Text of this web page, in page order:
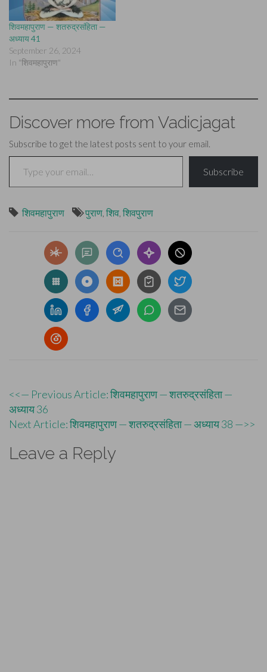
शिवमहापुराण — शतरुद्रसंहिता —
अध्याय 41
September 26, 2024
In "शिवमहापुराण"
Discover more from Vadicjagat
Subscribe to get the latest posts sent to your email.
Type your email…
Subscribe
शिवमहापुराण पुराण, शिव, शिवपुराण
Post
navigation
<<— Previous Article: शिवमहापुराण — शतरुद्रसंहिता —
अध्याय 36
Next Article: शिवमहापुराण — शतरुद्रसंहिता — अध्याय 38 —>>
Leave a Reply